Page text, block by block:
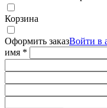
Корзина
Оформить заказВойти в
имя *